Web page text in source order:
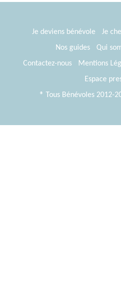
Je deviens bénévole
Je
Nos guides
Qui
Contactez-nous
Mentions
Espace
® Tous Bénévoles 2012-